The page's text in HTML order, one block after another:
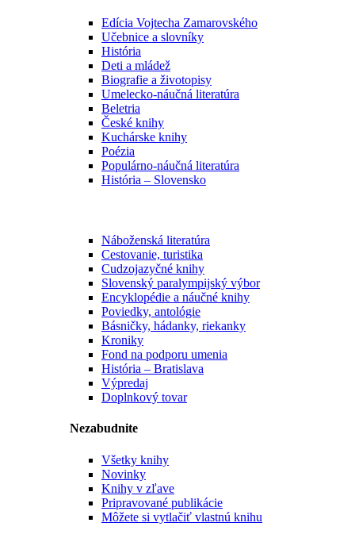
Edícia Vojtecha Zamarovského
Učebnice a slovníky
História
Deti a mládež
Biografie a životopisy
Umelecko-náučná literatúra
Beletria
České knihy
Kuchárske knihy
Poézia
Populárno-náučná literatúra
História – Slovensko
Náboženská literatúra
Cestovanie, turistika
Cudzojazyčné knihy
Slovenský paralympijský výbor
Encyklopédie a náučné knihy
Poviedky, antológie
Básničky, hádanky, riekanky
Kroniky
Fond na podporu umenia
História – Bratislava
Výpredaj
Doplnkový tovar
Nezabudnite
Všetky knihy
Novinky
Knihy v zľave
Pripravované publikácie
Môžete si vytlačiť vlastnú knihu